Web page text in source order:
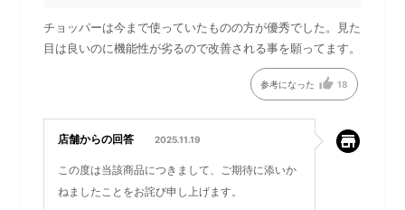
チョッパーは今まで使っていたものの方が優秀でした。見た
目は良いのに機能性が劣るので改善される事を願ってます。
参考になった 18
店舗からの回答 2025.11.19
この度は当該商品につきまして、ご期待に添いか
ねましたことをお詫び申し上げます。